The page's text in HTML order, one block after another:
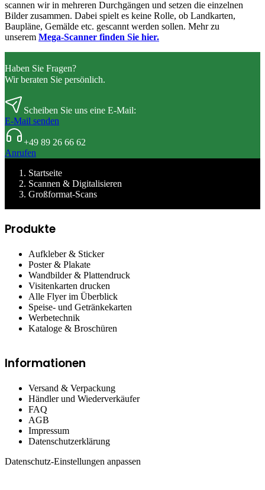
scannen wir in mehreren Durchgängen und setzen die einzelnen
Bilder zusammen. Dabei spielt es keine Rolle, ob Landkarten,
Baupläne, Gemälde etc. gescannt werden sollen. Mehr zu
unserem Mega-Scanner finden Sie hier.
Haben Sie Fragen?
Wir beraten Sie persönlich.
Scheiben Sie uns eine E-Mail:
E-Mail senden
+49 89 26 66 62
Anrufen
Startseite
Scannen & Digitalisieren
Großformat-Scans
Produkte
Aufkleber & Sticker
Poster & Plakate
Wandbilder & Plattendruck
Visitenkarten drucken
Alle Flyer im Überblick
Speise- und Getränkekarten
Werbetechnik
Kataloge & Broschüren
Informationen
Versand & Verpackung
Händler und Wiederverkäufer
FAQ
AGB
Impressum
Datenschutzerklärung
Datenschutz-Einstellungen anpassen